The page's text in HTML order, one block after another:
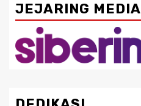
JEJARING MEDIA